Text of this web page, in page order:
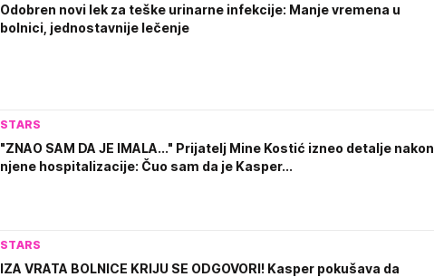
Odobren novi lek za teške urinarne infekcije: Manje vremena u
bolnici, jednostavnije lečenje
STARS
"ZNAO SAM DA JE IMALA..." Prijatelj Mine Kostić izneo detalje nakon
njene hospitalizacije: Čuo sam da je Kasper...
STARS
IZA VRATA BOLNICE KRIJU SE ODGOVORI! Kasper pokušava da